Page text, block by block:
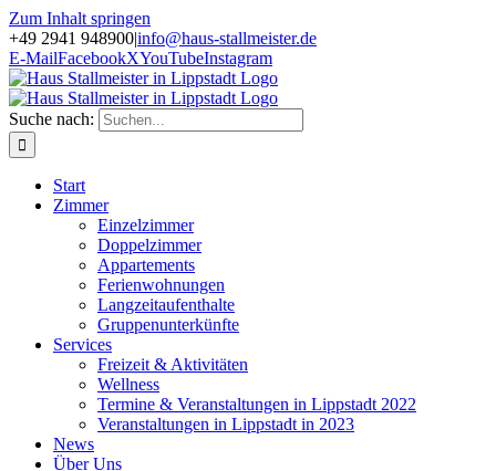
Zum Inhalt springen
+49 2941 948900|info@haus-stallmeister.de
E-MailFacebookXYouTubeInstagram
Suche nach:
Start
Zimmer
Einzelzimmer
Doppelzimmer
Appartements
Ferienwohnungen
Langzeitaufenthalte
Gruppenunterkünfte
Services
Freizeit & Aktivitäten
Wellness
Termine & Veranstaltungen in Lippstadt 2022
Veranstaltungen in Lippstadt in 2023
News
Über Uns